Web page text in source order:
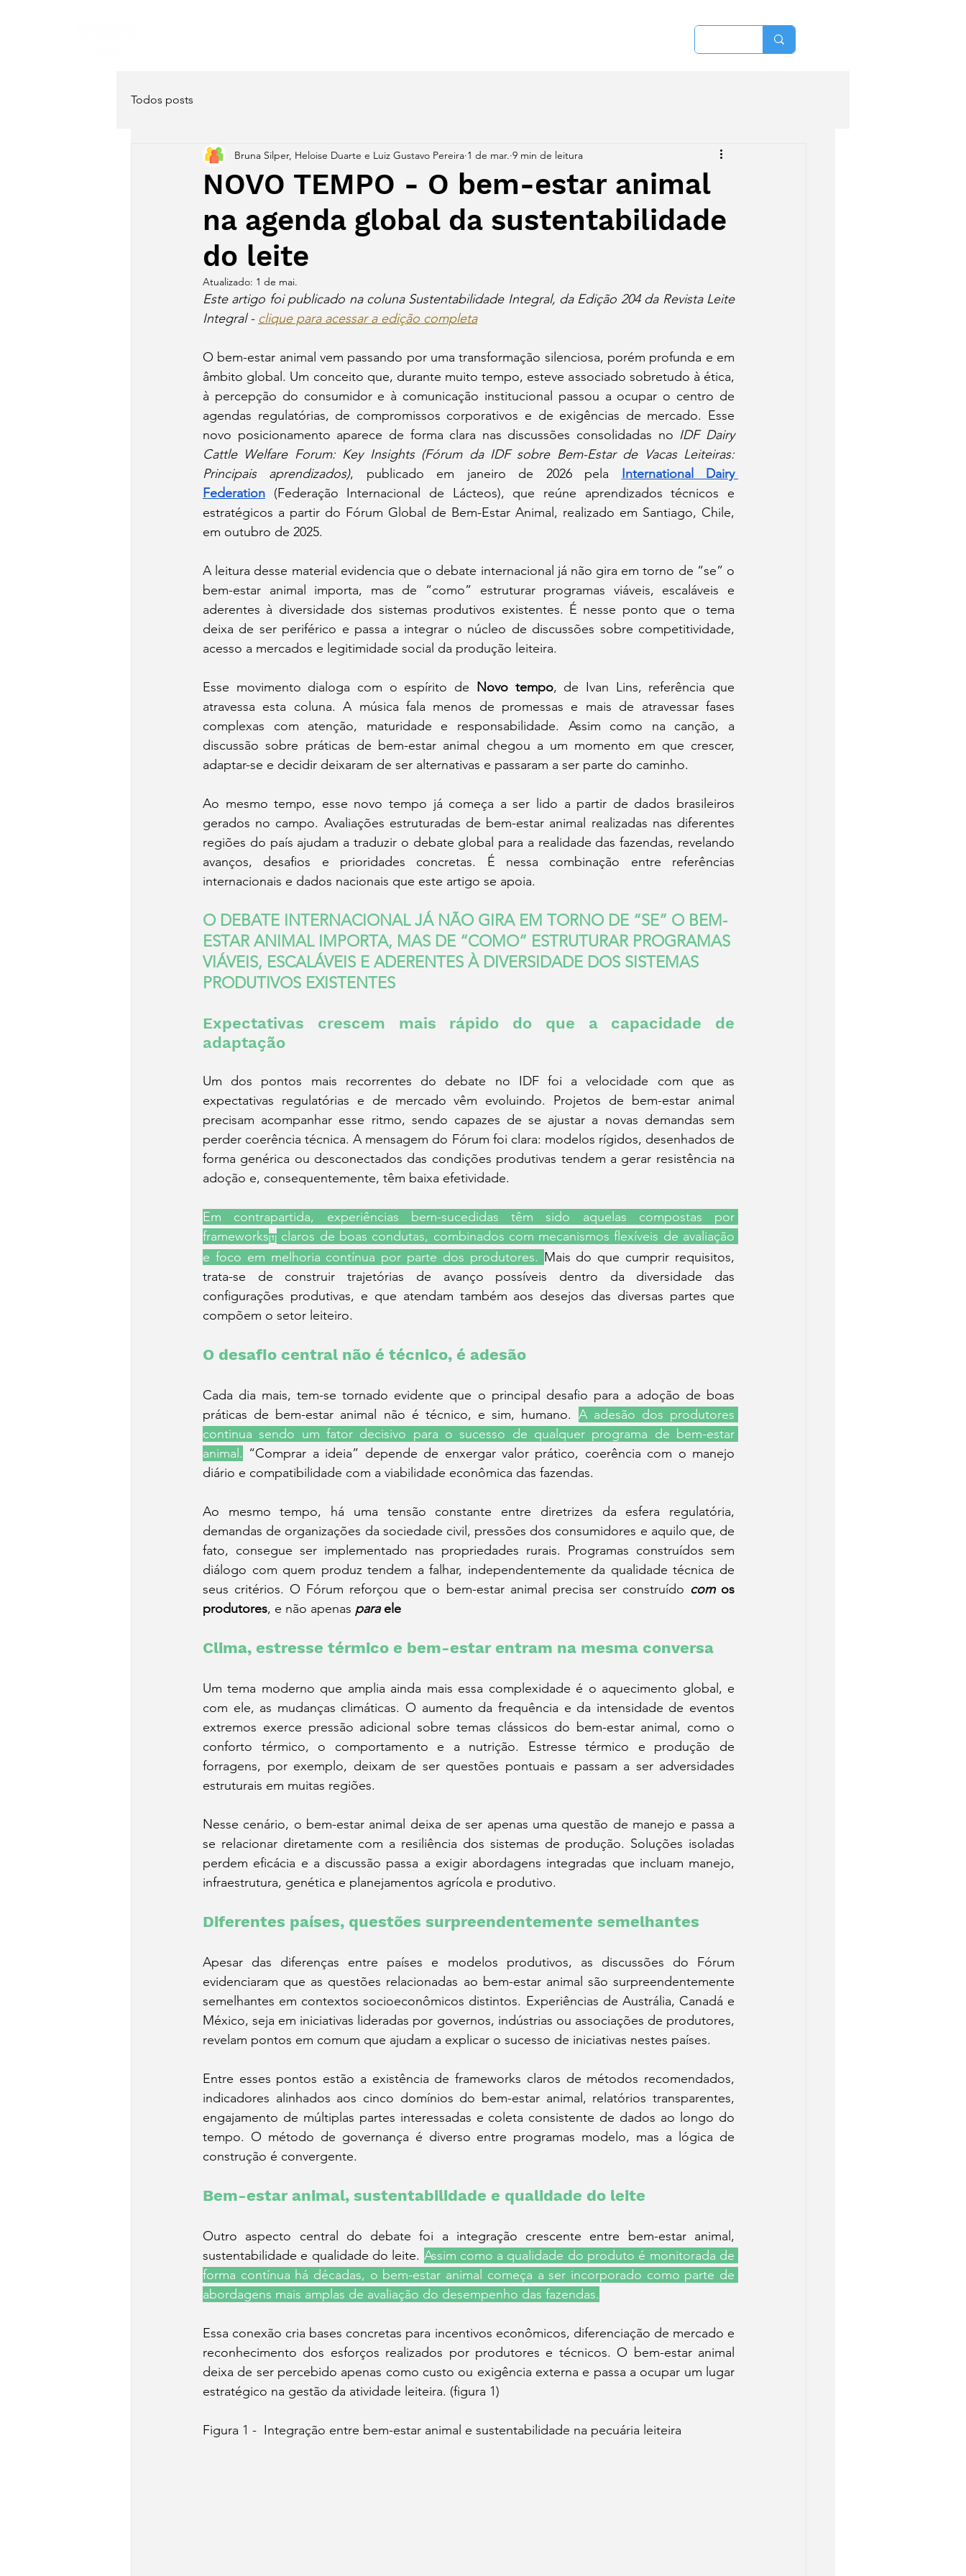
Todos posts
NOVO TEMPO - O bem-estar animal
na agenda global da sustentabilidade
do leite
Bruna Silper, Heloise Duarte e Luiz Gustavo Pereira 1 de mar. 9 min de leitura
Atualizado: 1 de mai.
Este artigo foi publicado na coluna Sustentabilidade Integral, da Edição 204 da Revista Leite
Integral - clique para acessar a edição completa
O bem-estar animal vem passando por uma transformação silenciosa, porém profunda e em
âmbito global. Um conceito que, durante muito tempo, esteve associado sobretudo à ética,
à percepção do consumidor e à comunicação institucional passou a ocupar o centro de
agendas regulatórias, de compromissos corporativos e de exigências de mercado. Esse
novo posicionamento aparece de forma clara nas discussões consolidadas no IDF Dairy
Cattle Welfare Forum: Key Insights (Fórum da IDF sobre Bem-Estar de Vacas Leiteiras:
Principais aprendizados), publicado em janeiro de 2026 pela
International Dairy
Federation (Federação Internacional de Lácteos), que reúne aprendizados técnicos e
estratégicos a partir do Fórum Global de Bem-Estar Animal, realizado em Santiago, Chile,
em outubro de 2025.
A leitura desse material evidencia que o debate internacional já não gira em torno de “se” o
bem-estar animal importa, mas de “como” estruturar programas viáveis, escaláveis e
aderentes à diversidade dos sistemas produtivos existentes. É nesse ponto que o tema
deixa de ser periférico e passa a integrar o núcleo de discussões sobre competitividade,
acesso a mercados e legitimidade social da produção leiteira.
Esse movimento dialoga com o espírito de Novo tempo, de Ivan Lins, referência que
atravessa esta coluna. A música fala menos de promessas e mais de atravessar fases
complexas com atenção, maturidade e responsabilidade. Assim como na canção, a
discussão sobre práticas de bem-estar animal chegou a um momento em que crescer,
adaptar-se e decidir deixaram de ser alternativas e passaram a ser parte do caminho.
Ao mesmo tempo, esse novo tempo já começa a ser lido a partir de dados brasileiros
gerados no campo. Avaliações estruturadas de bem-estar animal realizadas nas diferentes
regiões do país ajudam a traduzir o debate global para a realidade das fazendas, revelando
avanços, desafios e prioridades concretas. É nessa combinação entre referências
internacionais e dados nacionais que este artigo se apoia.
O DEBATE INTERNACIONAL JÁ NÃO GIRA EM TORNO DE “SE” O BEM-
ESTAR ANIMAL IMPORTA, MAS DE “COMO” ESTRUTURAR PROGRAMAS
VIÁVEIS, ESCALÁVEIS E ADERENTES À DIVERSIDADE DOS SISTEMAS
PRODUTIVOS EXISTENTES
Expectativas crescem mais rápido do que a capacidade de
adaptação
Um dos pontos mais recorrentes do debate no IDF foi a velocidade com que as
expectativas regulatórias e de mercado vêm evoluindo. Projetos de bem-estar animal
precisam acompanhar esse ritmo, sendo capazes de se ajustar a novas demandas sem
perder coerência técnica. A mensagem do Fórum foi clara: modelos rígidos, desenhados de
forma genérica ou desconectados das condições produtivas tendem a gerar resistência na
adoção e, consequentemente, têm baixa efetividade.
Em contrapartida, experiências bem-sucedidas têm sido aquelas compostas por
frameworks[1] claros de boas condutas, combinados com mecanismos flexíveis de avaliação
e foco em melhoria contínua por parte dos produtores. Mais do que cumprir requisitos,
trata-se de construir trajetórias de avanço possíveis dentro da diversidade das
configurações produtivas, e que atendam também aos desejos das diversas partes que
compõem o setor leiteiro.
O desafio central não é técnico, é adesão
Cada dia mais, tem-se tornado evidente que o principal desafio para a adoção de boas
práticas de bem-estar animal não é técnico, e sim, humano. A adesão dos produtores
continua sendo um fator decisivo para o sucesso de qualquer programa de bem-estar
animal. “Comprar a ideia” depende de enxergar valor prático, coerência com o manejo
diário e compatibilidade com a viabilidade econômica das fazendas.
Ao mesmo tempo, há uma tensão constante entre diretrizes da esfera regulatória,
demandas de organizações da sociedade civil, pressões dos consumidores e aquilo que, de
fato, consegue ser implementado nas propriedades rurais. Programas construídos sem
diálogo com quem produz tendem a falhar, independentemente da qualidade técnica de
seus critérios. O Fórum reforçou que o bem-estar animal precisa ser construído com os
produtores, e não apenas para ele
Clima, estresse térmico e bem-estar entram na mesma conversa
Um tema moderno que amplia ainda mais essa complexidade é o aquecimento global, e
com ele, as mudanças climáticas. O aumento da frequência e da intensidade de eventos
extremos exerce pressão adicional sobre temas clássicos do bem-estar animal, como o
conforto térmico, o comportamento e a nutrição. Estresse térmico e produção de
forragens, por exemplo, deixam de ser questões pontuais e passam a ser adversidades
estruturais em muitas regiões.
Nesse cenário, o bem-estar animal deixa de ser apenas uma questão de manejo e passa a
se relacionar diretamente com a resiliência dos sistemas de produção. Soluções isoladas
perdem eficácia e a discussão passa a exigir abordagens integradas que incluam manejo,
infraestrutura, genética e planejamentos agrícola e produtivo.
Diferentes países, questões surpreendentemente semelhantes
Apesar das diferenças entre países e modelos produtivos, as discussões do Fórum
evidenciaram que as questões relacionadas ao bem-estar animal são surpreendentemente
semelhantes em contextos socioeconômicos distintos. Experiências de Austrália, Canadá e
México, seja em iniciativas lideradas por governos, indústrias ou associações de produtores,
revelam pontos em comum que ajudam a explicar o sucesso de iniciativas nestes países.
Entre esses pontos estão a existência de frameworks claros de métodos recomendados,
indicadores alinhados aos cinco domínios do bem-estar animal, relatórios transparentes,
engajamento de múltiplas partes interessadas e coleta consistente de dados ao longo do
tempo. O método de governança é diverso entre programas modelo, mas a lógica de
construção é convergente.
Bem-estar animal, sustentabilidade e qualidade do leite
Outro aspecto central do debate foi a integração crescente entre bem-estar animal,
sustentabilidade e qualidade do leite. Assim como a qualidade do produto é monitorada de
forma contínua há décadas, o bem-estar animal começa a ser incorporado como parte de
abordagens mais amplas de avaliação do desempenho das fazendas.
Essa conexão cria bases concretas para incentivos econômicos, diferenciação de mercado e
reconhecimento dos esforços realizados por produtores e técnicos. O bem-estar animal
deixa de ser percebido apenas como custo ou exigência externa e passa a ocupar um lugar
estratégico na gestão da atividade leiteira. (figura 1)
Figura 1 -  Integração entre bem-estar animal e sustentabilidade na pecuária leiteira